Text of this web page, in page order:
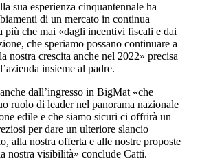
sua esperienza cinquantennale ha
di un mercato in continua
più che mai «dagli incentivi fiscali e dai
che speriamo possano continuare a
nostra crescita anche nel 2022» precisa
insieme al padre.
dall’ingresso in BigMat «che
ruolo di leader nel panorama nazionale
edile e che siamo sicuri ci offrirà un
per dare un ulteriore slancio
alla nostra offerta e alle nostre proposte
nostra visibilità» conclude Catti.